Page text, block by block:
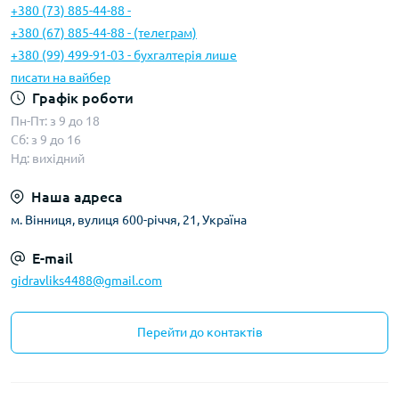
Діаметр гільзи: 63 мм
Хід штока: 290–300 мм
Тип дії: двосторонній
Встановлення: вухо-вухо або індивідуально під
переобладнання
Особливості:
Призначений для роботи у важких умовах
Довговічні ущільнення
✅Гідроциліндр кермовий двосторонній з
тракторів Т-40, Т-25, ЮМЗ, МТЗ, які потребують
+380 (73) 885-44-88 -
+380 (67) 885-44-88 - (телеграм)
+380 (99) 499-91-03 - бухгалтерія лише
писати на вайбер
Графік роботи
Пн-Пт: з 9 до 18
Сб: з 9 до 16
Нд: вихідний
Наша адреса
м. Вінниця, вулиця 600-річчя, 21, Україна
E-mail
gidravliks4488@gmail.com
Перейти до контактів